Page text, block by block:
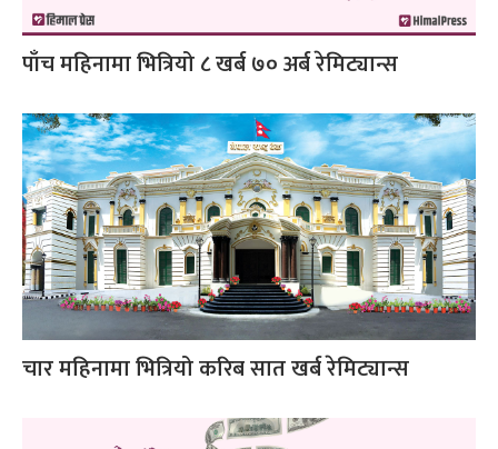
पाँच महिनामा भित्रियो ८ खर्ब ७० अर्ब रेमिट्यान्स
चार महिनामा भित्रियो करिब सात खर्ब रेमिट्यान्स